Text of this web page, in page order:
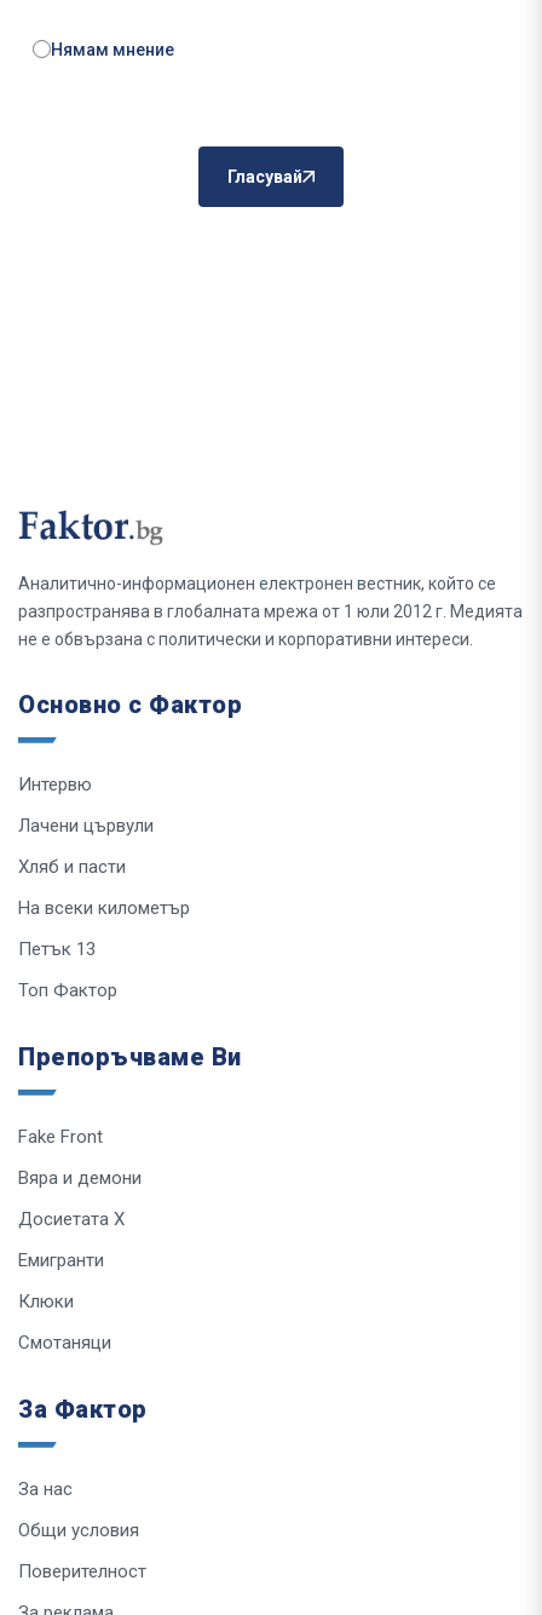
Нямам мнение
Гласувай
Аналитично-информационен електронен вестник, който се
разпространява в глобалната мрежа от 1 юли 2012 г. Медията
не е обвързана с политически и корпоративни интереси.
Основно с Фактор
Интервю
Лачени цървули
Хляб и пасти
На всеки километър
Петък 13
Топ Фактор
Препоръчваме Ви
Fake Front
Вяра и демони
Досиетата Х
Емигранти
Клюки
Смотаняци
За Фактор
За нас
Общи условия
Поверителност